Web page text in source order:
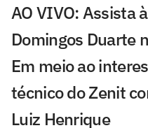
AO VIVO: Assista
Domingos Duarte
Em meio ao
técnico do Zenit
Luiz Henrique